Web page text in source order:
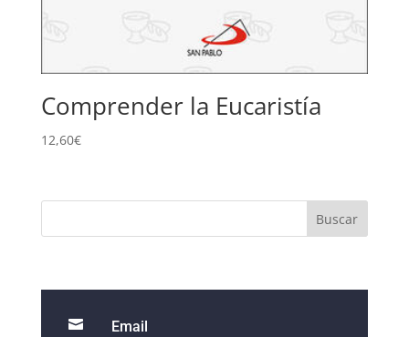
Comprender la Eucaristía
12,60€
 Email